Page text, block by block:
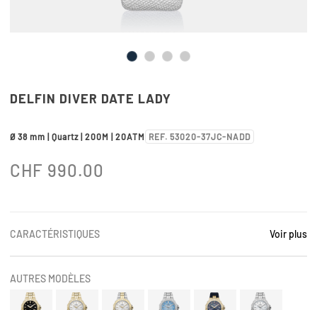
DELFIN DIVER DATE LADY
Ø 38 mm | Quartz | 200M | 20ATM REF. 53020-37JC-NADD
CHF 990.00
CARACTÉRISTIQUES Voir plus
AUTRES MODÈLES